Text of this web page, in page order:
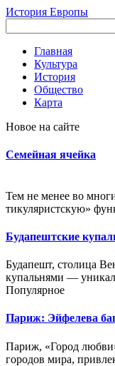
История Европы
Главная
Культура
История
Общество
Карта
Новое на сайте
Семейная ячейка
Тем не менее во
тикуляристскую»
Будапештские
Будапешт, столица
купальнями —
Популярное
Париж: Эйфелева
Париж, «Город
городов мира,